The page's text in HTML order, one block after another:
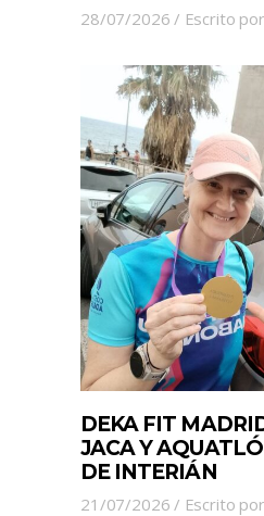
28/07/2026 Escrito por
DEKA FIT
JACA Y
DE INTERIÁN
21/07/2026 Escrito por